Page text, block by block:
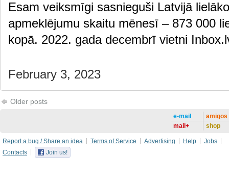
Esam veiksmīgi sasnieguši Latvijā
apmeklējumu skaitu mēnesī – 873 000
kopā. 2022. gada decembrī vietni
February 3, 2023
Older posts
e-mail
mail+
amigos
shop
Report a bug / Share an idea Terms of Service Advertising Help
Jobs
Contacts
Join us!